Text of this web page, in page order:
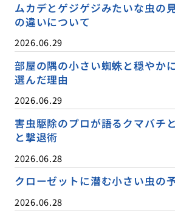
ムカデとゲジゲジみたいな虫の
の違いについて
2026.06.29
部屋の隅の小さい蜘蛛と穏やか
選んだ理由
2026.06.29
害虫駆除のプロが語るクマバチ
と撃退術
2026.06.28
クローゼットに潜む小さい虫の
2026.06.28